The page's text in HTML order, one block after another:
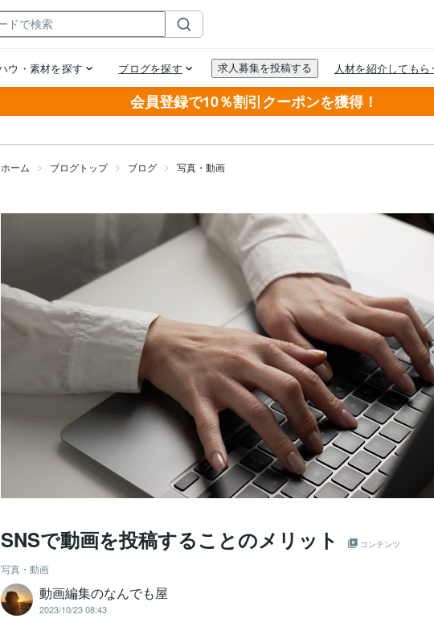
会員登録で10％割引クーポンを獲得！
ホーム ブログトップ ブログ 写真・動画
SNSで動画を投稿することのメリット コンテンツ
写真・動画
動画編集のなんでも屋
2023/10/23 08:43